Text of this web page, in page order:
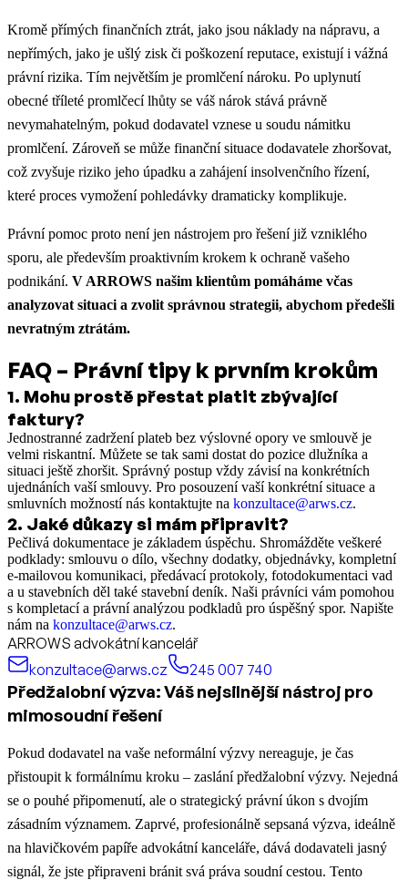
Kromě přímých finančních ztrát, jako jsou náklady na nápravu, a
nepřímých, jako je ušlý zisk či poškození reputace, existují i vážná
právní rizika. Tím největším je promlčení nároku. Po uplynutí
obecné tříleté promlčecí lhůty se váš nárok stává právně
nevymahatelným, pokud dodavatel vznese u soudu námitku
promlčení. Zároveň se může finanční situace dodavatele zhoršovat,
což zvyšuje riziko jeho úpadku a zahájení insolvenčního řízení,
které proces vymožení pohledávky dramaticky komplikuje.
Právní pomoc proto není jen nástrojem pro řešení již vzniklého
sporu, ale především proaktivním krokem k ochraně vašeho
podnikání. V ARROWS našim klientům pomáháme včas
analyzovat situaci a zvolit správnou strategii, abychom předešli
nevratným ztrátám.
FAQ – Právní tipy k prvním krokům
1. Mohu prostě přestat platit zbývající
faktury?
Jednostranné zadržení plateb bez výslovné opory ve smlouvě je
velmi riskantní. Můžete se tak sami dostat do pozice dlužníka a
situaci ještě zhoršit. Správný postup vždy závisí na konkrétních
ujednáních vaší smlouvy. Pro posouzení vaší konkrétní situace a
smluvních možností nás kontaktujte na konzultace@arws.cz.
2. Jaké důkazy si mám připravit?
Pečlivá dokumentace je základem úspěchu. Shromážděte veškeré
podklady: smlouvu o dílo, všechny dodatky, objednávky, kompletní
e-mailovou komunikaci, předávací protokoly, fotodokumentaci vad
a u stavebních děl také stavební deník. Naši právníci vám pomohou
s kompletací a právní analýzou podkladů pro úspěšný spor. Napište
nám na konzultace@arws.cz.
ARROWS advokátní kancelář
konzultace@arws.cz
245 007 740
Předžalobní výzva: Váš nejsilnější nástroj pro
mimosoudní řešení
Pokud dodavatel na vaše neformální výzvy nereaguje, je čas
přistoupit k formálnímu kroku – zaslání předžalobní výzvy. Nejedná
se o pouhé připomenutí, ale o strategický právní úkon s dvojím
zásadním významem. Zaprvé, profesionálně sepsaná výzva, ideálně
na hlavičkovém papíře advokátní kanceláře, dává dodavateli jasný
signál, že jste připraveni bránit svá práva soudní cestou. Tento